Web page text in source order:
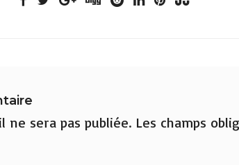
ne sera pas publiée. Les champs